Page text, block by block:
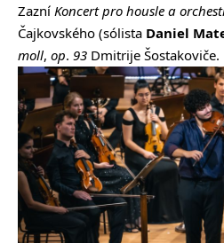
Zazní Koncert pro housle a
Čajkovského (sólista Daniel
moll, op. 93 Dmitrije Šostakoviče.